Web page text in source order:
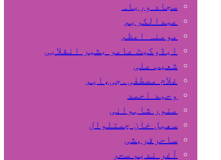
سجاد وریاہ
عبدالکریم
مومنہ اعظم
ایڈوکیٹ عامر بشیر انقلابی
شعیب علی
غلام مصطفٰی۔جی،ایم
وحید احمد
منور شاہوانی
سھیل خان چمتلوال
ساحرقریشی
آغر ندیم سحر